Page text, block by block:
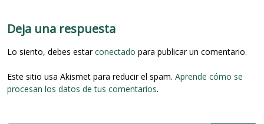
i
n
d
e
Deja una respuesta
Lo siento, debes estarconectado para publicar un comentario.
Este sitio usa Akismet para reducir el spam. Aprende cómo se
procesan los datos de tus comentarios.